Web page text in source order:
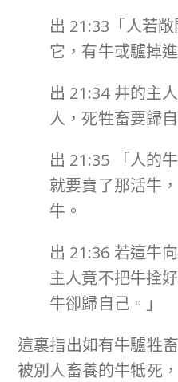
出 21:33「人若
它，有牛或驢掉
出 21:34 井的主
人，死牲畜要歸
出 21:35 「人的
就要賣了那活牛
牛。
出 21:36 若這牛
主人竟不把牛拴
牛卻歸自己。」
這裏指出如有牛驢牲
被別人畜養的牛牴死